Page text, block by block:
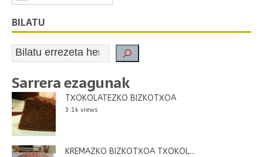
BILATU
Sarrera ezagunak
TXOKOLATEZKO BIZKOTXOA
3.1k views
KREMAZKO BIZKOTXOA TXOKOL...